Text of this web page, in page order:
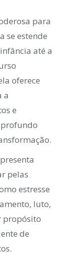
para
se estende
até a
oferece
a
e
pelas
estresse
luto,
propósito
de